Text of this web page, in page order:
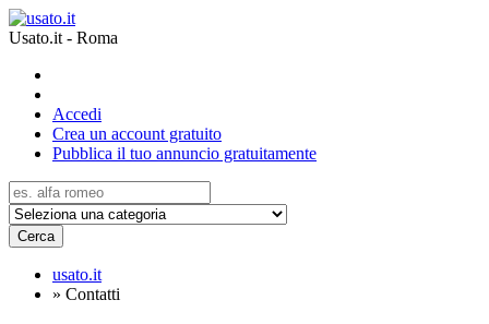
Usato.it - Roma
Accedi
Crea un account gratuito
Pubblica il tuo annuncio gratuitamente
Cerca
usato.it
» Contatti